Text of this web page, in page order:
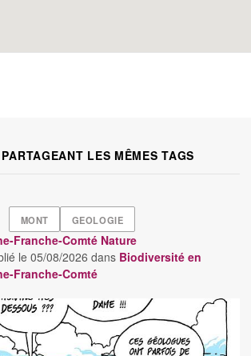
LES MÊMES TAGS
MONT GEOLOGIE
Franche-Comté Nature
le05/08/2026 dans Biodiversité en
Franche-Comté